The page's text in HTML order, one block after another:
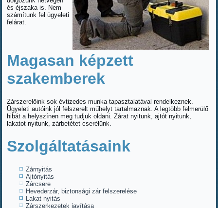
és éjszaka is. Nem
számítunk fel ügyeleti
felárat.
Magasan képzett
szakemberek
Zárszerelőink sok évtizedes munka tapasztalatával rendelkeznek.
Ügyeleti autóink jól felszerelt műhelyt tartalmaznak. A legtöbb felmerülő
hibát a helyszínen meg tudjuk oldani. Zárat nyitunk, ajtót nyitunk,
lakatot nyitunk, zárbetétet cserélünk.
Szolgáltatásaink
Zárnyitás
Ajtónyitás
Zárcsere
Hevederzár, biztonsági zár felszerelése
Lakat nyitás
Zárszerkezetek javítása